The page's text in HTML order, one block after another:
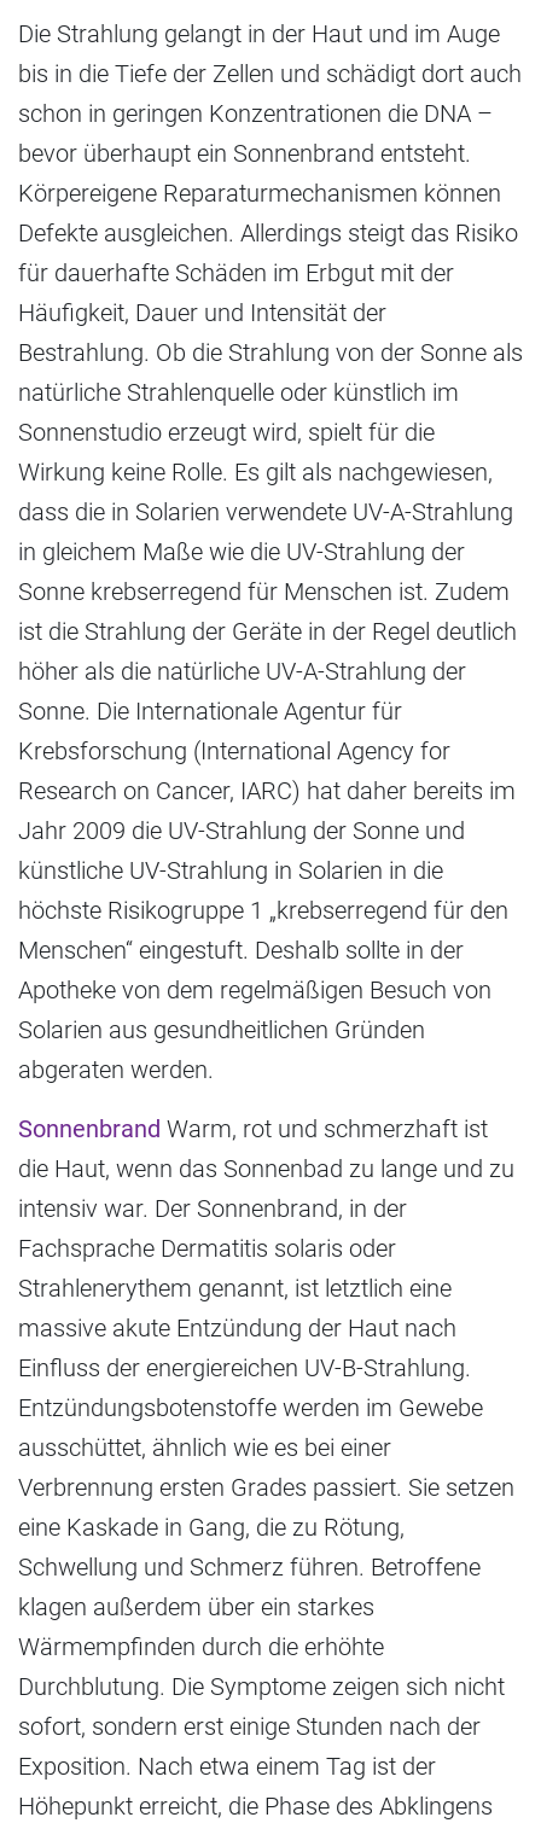
Die Strahlung gelangt in der Haut und im Auge
bis in die Tiefe der Zellen und schädigt dort auch
schon in geringen Konzentrationen die DNA –
bevor überhaupt ein Sonnenbrand entsteht.
Körpereigene Reparaturmechanismen können
Defekte ausgleichen. Allerdings steigt das Risiko
für dauerhafte Schäden im Erbgut mit der
Häufigkeit, Dauer und Intensität der
Bestrahlung. Ob die Strahlung von der Sonne als
natürliche Strahlenquelle oder künstlich im
Sonnenstudio erzeugt wird, spielt für die
Wirkung keine Rolle. Es gilt als nachgewiesen,
dass die in Solarien verwendete UV-A-Strahlung
in gleichem Maße wie die UV-Strahlung der
Sonne krebserregend für Menschen ist. Zudem
ist die Strahlung der Geräte in der Regel deutlich
höher als die natürliche UV-A-Strahlung der
Sonne. Die Internationale Agentur für
Krebsforschung (International Agency for
Research on Cancer, IARC) hat daher bereits im
Jahr 2009 die UV-Strahlung der Sonne und
künstliche UV-Strahlung in Solarien in die
höchste Risikogruppe 1 „krebserregend für den
Menschen“ eingestuft. Deshalb sollte in der
Apotheke von dem regelmäßigen Besuch von
Solarien aus gesundheitlichen Gründen
abgeraten werden.
Sonnenbrand Warm, rot und schmerzhaft ist
die Haut, wenn das Sonnenbad zu lange und zu
intensiv war. Der Sonnenbrand, in der
Fachsprache Dermatitis solaris oder
Strahlenerythem genannt, ist letztlich eine
massive akute Entzündung der Haut nach
Einfluss der energiereichen UV-B-Strahlung.
Entzündungsbotenstoffe werden im Gewebe
ausschüttet, ähnlich wie es bei einer
Verbrennung ersten Grades passiert. Sie setzen
eine Kaskade in Gang, die zu Rötung,
Schwellung und Schmerz führen. Betroffene
klagen außerdem über ein starkes
Wärmempfinden durch die erhöhte
Durchblutung. Die Symptome zeigen sich nicht
sofort, sondern erst einige Stunden nach der
Exposition. Nach etwa einem Tag ist der
Höhepunkt erreicht, die Phase des Abklingens